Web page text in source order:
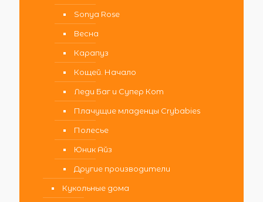
Sonya Rose
Весна
Карапуз
Кощей. Начало
Леди Баг и Супер Кот
Плачущие младенцы Crybabies
Полесье
Юник Айз
Другие производители
Кукольные дома